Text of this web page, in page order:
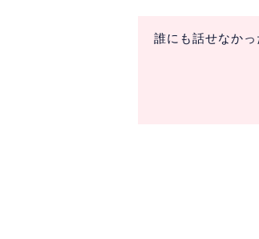
誰にも話せなか